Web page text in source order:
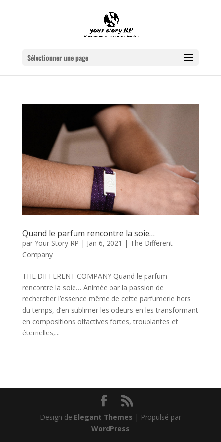
Sélectionner une page
Quand le parfum rencontre la soie…
par Your Story RP | Jan 6, 2021 | The Different
Company
THE DIFFERENT COMPANY Quand le parfum
rencontre la soie… Animée par la passion de
rechercher l’essence même de cette parfumerie hors
du temps, d’en sublimer les odeurs en les transformant
en compositions olfactives fortes, troublantes et
éternelles,...
Design de Elegant Themes | Propulsé par
WordPress